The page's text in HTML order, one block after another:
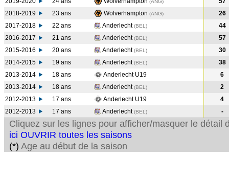
(ANG)
2018-2019
23 ans Wolverhampton (ANG)
26
2017-2018
22 ans Anderlecht(BEL )
44
2016-2017
21 ans Anderlecht(BEL )
57
2015-2016
20 ans Anderlecht(BEL )
30
2014-2015
19 ans Anderlecht(BEL )
38
2013-2014
18 ans Anderlecht U19
6
2013-2014
18 ans Anderlecht(BEL )
2
2012-2013
17 ans Anderlecht U19
4
2012-2013
17 ans Anderlecht(BEL ) -
Cliquez sur les lignes pour afficher/masquer le détail
ici OUVRIR toutes les saisons
(*) Age au début de la saison